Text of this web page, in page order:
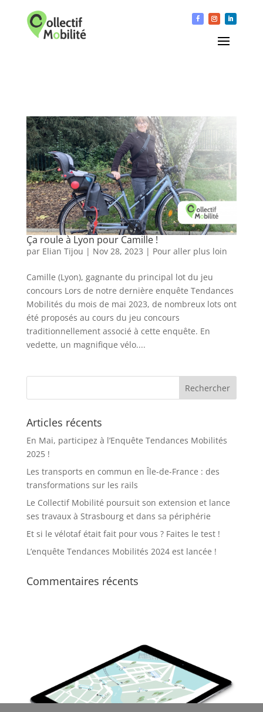
Ça roule à Lyon pour Camille !
par Elian Tijou | Nov 28, 2023 | Pour aller plus loin
Camille (Lyon), gagnante du principal lot du jeu
concours Lors de notre dernière enquête Tendances
Mobilités du mois de mai 2023, de nombreux lots ont
été proposés au cours du jeu concours
traditionnellement associé à cette enquête. En
vedette, un magnifique vélo....
Articles récents
En Mai, participez à l’Enquête Tendances Mobilités
2025 !
Les transports en commun en Île-de-France : des
transformations sur les rails
Le Collectif Mobilité poursuit son extension et lance
ses travaux à Strasbourg et dans sa périphérie
Et si le vélotaf était fait pour vous ? Faites le test !
L’enquête Tendances Mobilités 2024 est lancée !
Commentaires récents